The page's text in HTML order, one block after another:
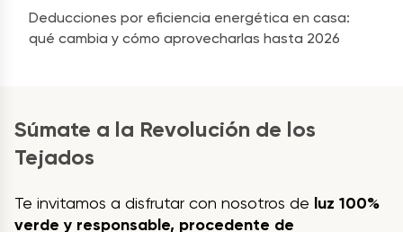
Deducciones por eficiencia energética en casa:
qué cambia y cómo aprovecharlas hasta 2026
Súmate a la Revolución de los
Tejados
Te invitamos a disfrutar con nosotros de luz 100%
verde y responsable, procedente de